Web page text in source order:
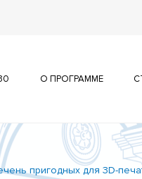
О ПРОГРАММЕ
пригодных для 3D-